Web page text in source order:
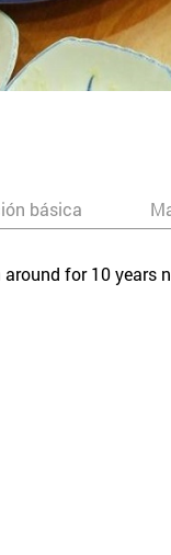
básica
for 10